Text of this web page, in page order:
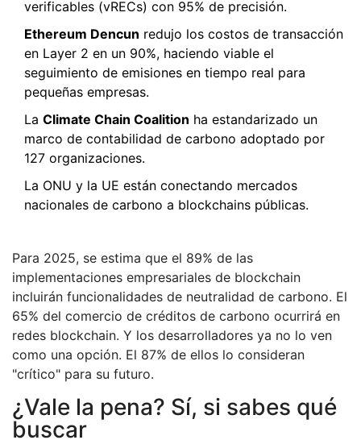
verificables (vRECs) con 95% de precisión.
Ethereum Dencun redujo los costos de transacción
en Layer 2 en un 90%, haciendo viable el
seguimiento de emisiones en tiempo real para
pequeñas empresas.
La Climate Chain Coalition ha estandarizado un
marco de contabilidad de carbono adoptado por
127 organizaciones.
La ONU y la UE están conectando mercados
nacionales de carbono a blockchains públicas.
Para 2025, se estima que el 89% de las
implementaciones empresariales de blockchain
incluirán funcionalidades de neutralidad de carbono. El
65% del comercio de créditos de carbono ocurrirá en
redes blockchain. Y los desarrolladores ya no lo ven
como una opción. El 87% de ellos lo consideran
"crítico" para su futuro.
¿Vale la pena? Sí, si sabes qué
buscar